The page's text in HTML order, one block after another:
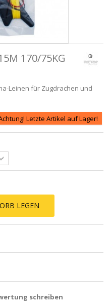
170/75KG
Leinen für Zugdrachen und
Letzte Artikel auf Lager!
LEGEN
schreiben